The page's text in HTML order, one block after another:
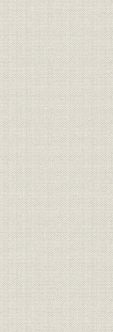
資産;関係会社
財務・業績;株式
関係会社;株式
関係会社;株式
株式
役員
経済
普及率